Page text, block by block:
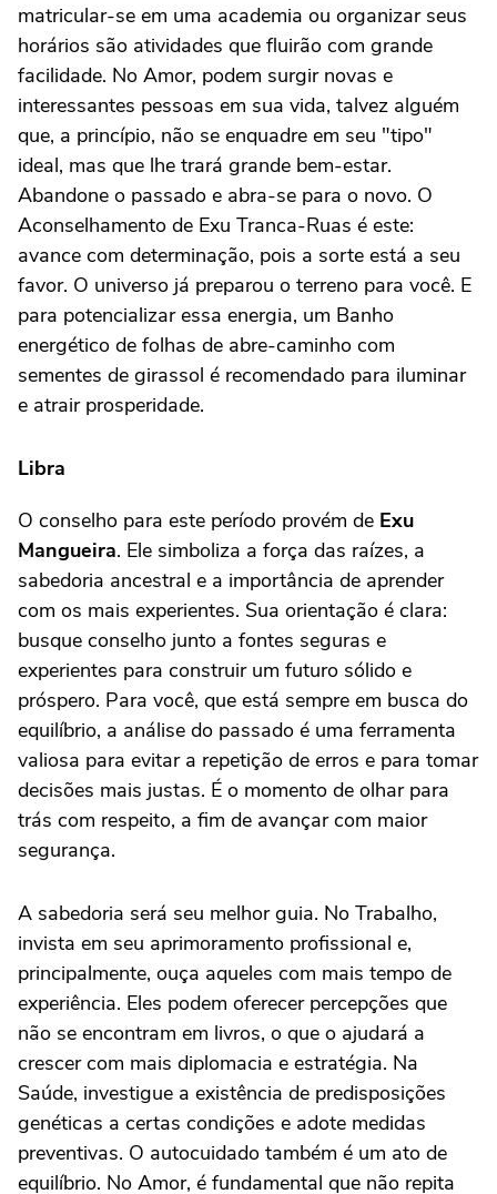
matricular-se em uma academia ou organizar seus
horários são atividades que fluirão com grande
facilidade. No Amor, podem surgir novas e
interessantes pessoas em sua vida, talvez alguém
que, a princípio, não se enquadre em seu "tipo"
ideal, mas que lhe trará grande bem-estar.
Abandone o passado e abra-se para o novo. O
Aconselhamento de Exu Tranca-Ruas é este:
avance com determinação, pois a sorte está a seu
favor. O universo já preparou o terreno para você. E
para potencializar essa energia, um Banho
energético de folhas de abre-caminho com
sementes de girassol é recomendado para iluminar
e atrair prosperidade.
Libra
O conselho para este período provém de Exu
Mangueira. Ele simboliza a força das raízes, a
sabedoria ancestral e a importância de aprender
com os mais experientes. Sua orientação é clara:
busque conselho junto a fontes seguras e
experientes para construir um futuro sólido e
próspero. Para você, que está sempre em busca do
equilíbrio, a análise do passado é uma ferramenta
valiosa para evitar a repetição de erros e para tomar
decisões mais justas. É o momento de olhar para
trás com respeito, a fim de avançar com maior
segurança.
A sabedoria será seu melhor guia. No Trabalho,
invista em seu aprimoramento profissional e,
principalmente, ouça aqueles com mais tempo de
experiência. Eles podem oferecer percepções que
não se encontram em livros, o que o ajudará a
crescer com mais diplomacia e estratégia. Na
Saúde, investigue a existência de predisposições
genéticas a certas condições e adote medidas
preventivas. O autocuidado também é um ato de
equilíbrio. No Amor, é fundamental que não repita